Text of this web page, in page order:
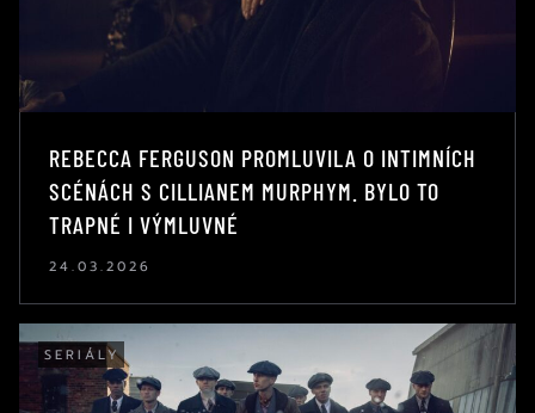
REBECCA FERGUSON PROMLUVILA O INTIMNÍCH
SCÉNÁCH S CILLIANEM MURPHYM. BYLO TO
TRAPNÉ I VÝMLUVNÉ
24.03.2026
SERIÁLY